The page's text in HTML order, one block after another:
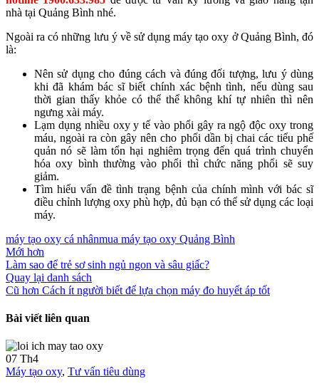
nhà tại Quảng Bình nhé.
Ngoài ra có những lưu ý về sử dụng máy tạo oxy ở Quảng Bình, đó
là:
Nên sử dụng cho đúng cách và đúng đối tượng, lưu ý dùng
khi đã khám bác sĩ biết chính xác bệnh tình, nếu dùng sau
thời gian thấy khỏe có thể thể không khí tự nhiên thì nên
ngưng xài máy.
Lạm dụng nhiều oxy y tế vào phổi gây ra ngộ độc oxy trong
máu, ngoài ra còn gây nên cho phổi dần bị chai các tiểu phế
quản nó sẽ làm tổn hại nghiêm trọng đến quá trình chuyển
hóa oxy bình thường vào phổi thì chức năng phổi sẽ suy
giảm.
Tìm hiểu vấn đề tình trạng bệnh của chính mình với bác sĩ
điều chỉnh lượng oxy phù hợp, đủ bạn có thể sử dụng các loại
máy.
máy tạo oxy cá nhânmua máy tạo oxy Quảng Bình
Mới hơn
Làm sao để trẻ sơ sinh ngủ ngon và sâu giấc?
Quay lại danh sách
Cũ hơn Cách ít người biết để lựa chọn máy đo huyết áp tốt
Bài viết liên quan
07 Th4
Máy tạo oxy, Tư vấn tiêu dùng